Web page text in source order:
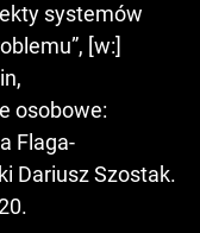
systemów
[w:]
osobowe:
Flaga-
Dariusz Szostak.